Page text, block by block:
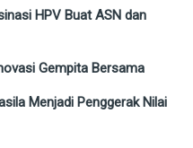
HPV Buat ASN dan
Gempita Bersama
Menjadi Penggerak Nilai